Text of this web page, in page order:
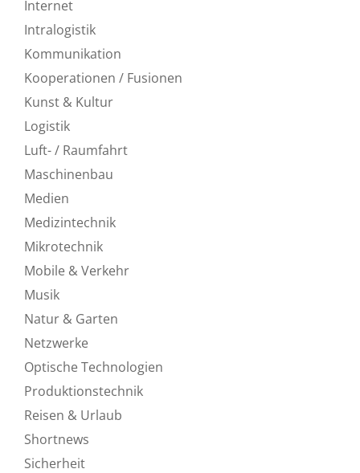
Internet
Intralogistik
Kommunikation
Kooperationen / Fusionen
Kunst & Kultur
Logistik
Luft- / Raumfahrt
Maschinenbau
Medien
Medizintechnik
Mikrotechnik
Mobile & Verkehr
Musik
Natur & Garten
Netzwerke
Optische Technologien
Produktionstechnik
Reisen & Urlaub
Shortnews
Sicherheit